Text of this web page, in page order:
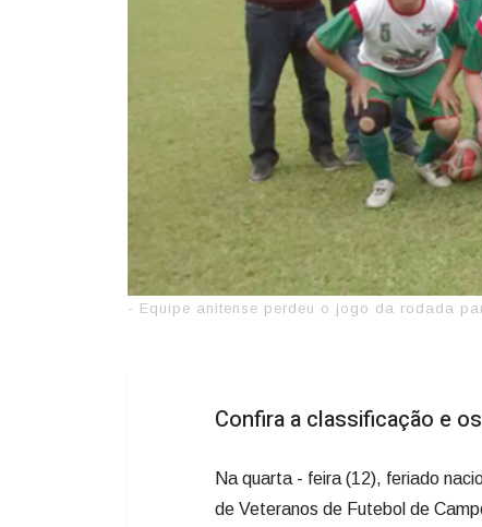
- Equipe anitense perdeu o jogo da rodada
Confira a classificação e
Na quarta - feira (12), feriado
de Veteranos de Futebol de